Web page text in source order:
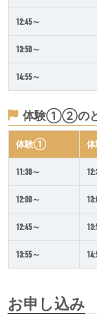
12:45～
13:50～
14:55～
体験①②のど
体験①
11:30～
12:00～
12:45～
13:55～
お申し込み